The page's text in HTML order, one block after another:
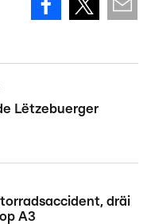
Lëtzebuerger
dräi
A3